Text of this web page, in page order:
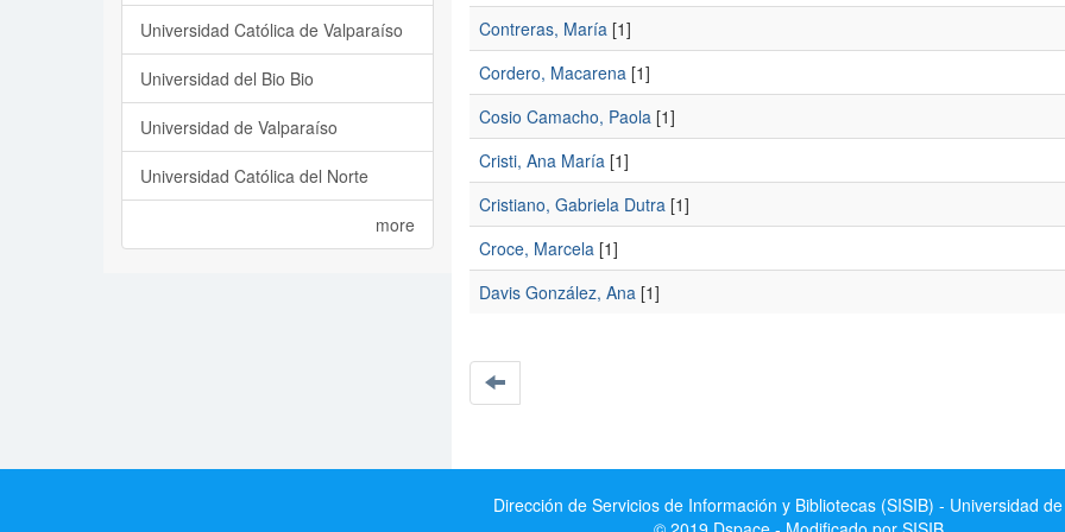
Contreras, María[1]
Cordero, Macarena[1]
Cosio Camacho, Paola[1]
Cristi, Ana María[1]
Cristiano, Gabriela Dutra[1]
Croce, Marcela[1]
Davis González, Ana[1]
Universidad Católica de Valparaíso
Universidad del Bio Bio
Universidad de Valparaíso
Universidad Católica del Norte
more
Dirección de Servicios de Información y Bibliotecas (SISIB) - Universidad